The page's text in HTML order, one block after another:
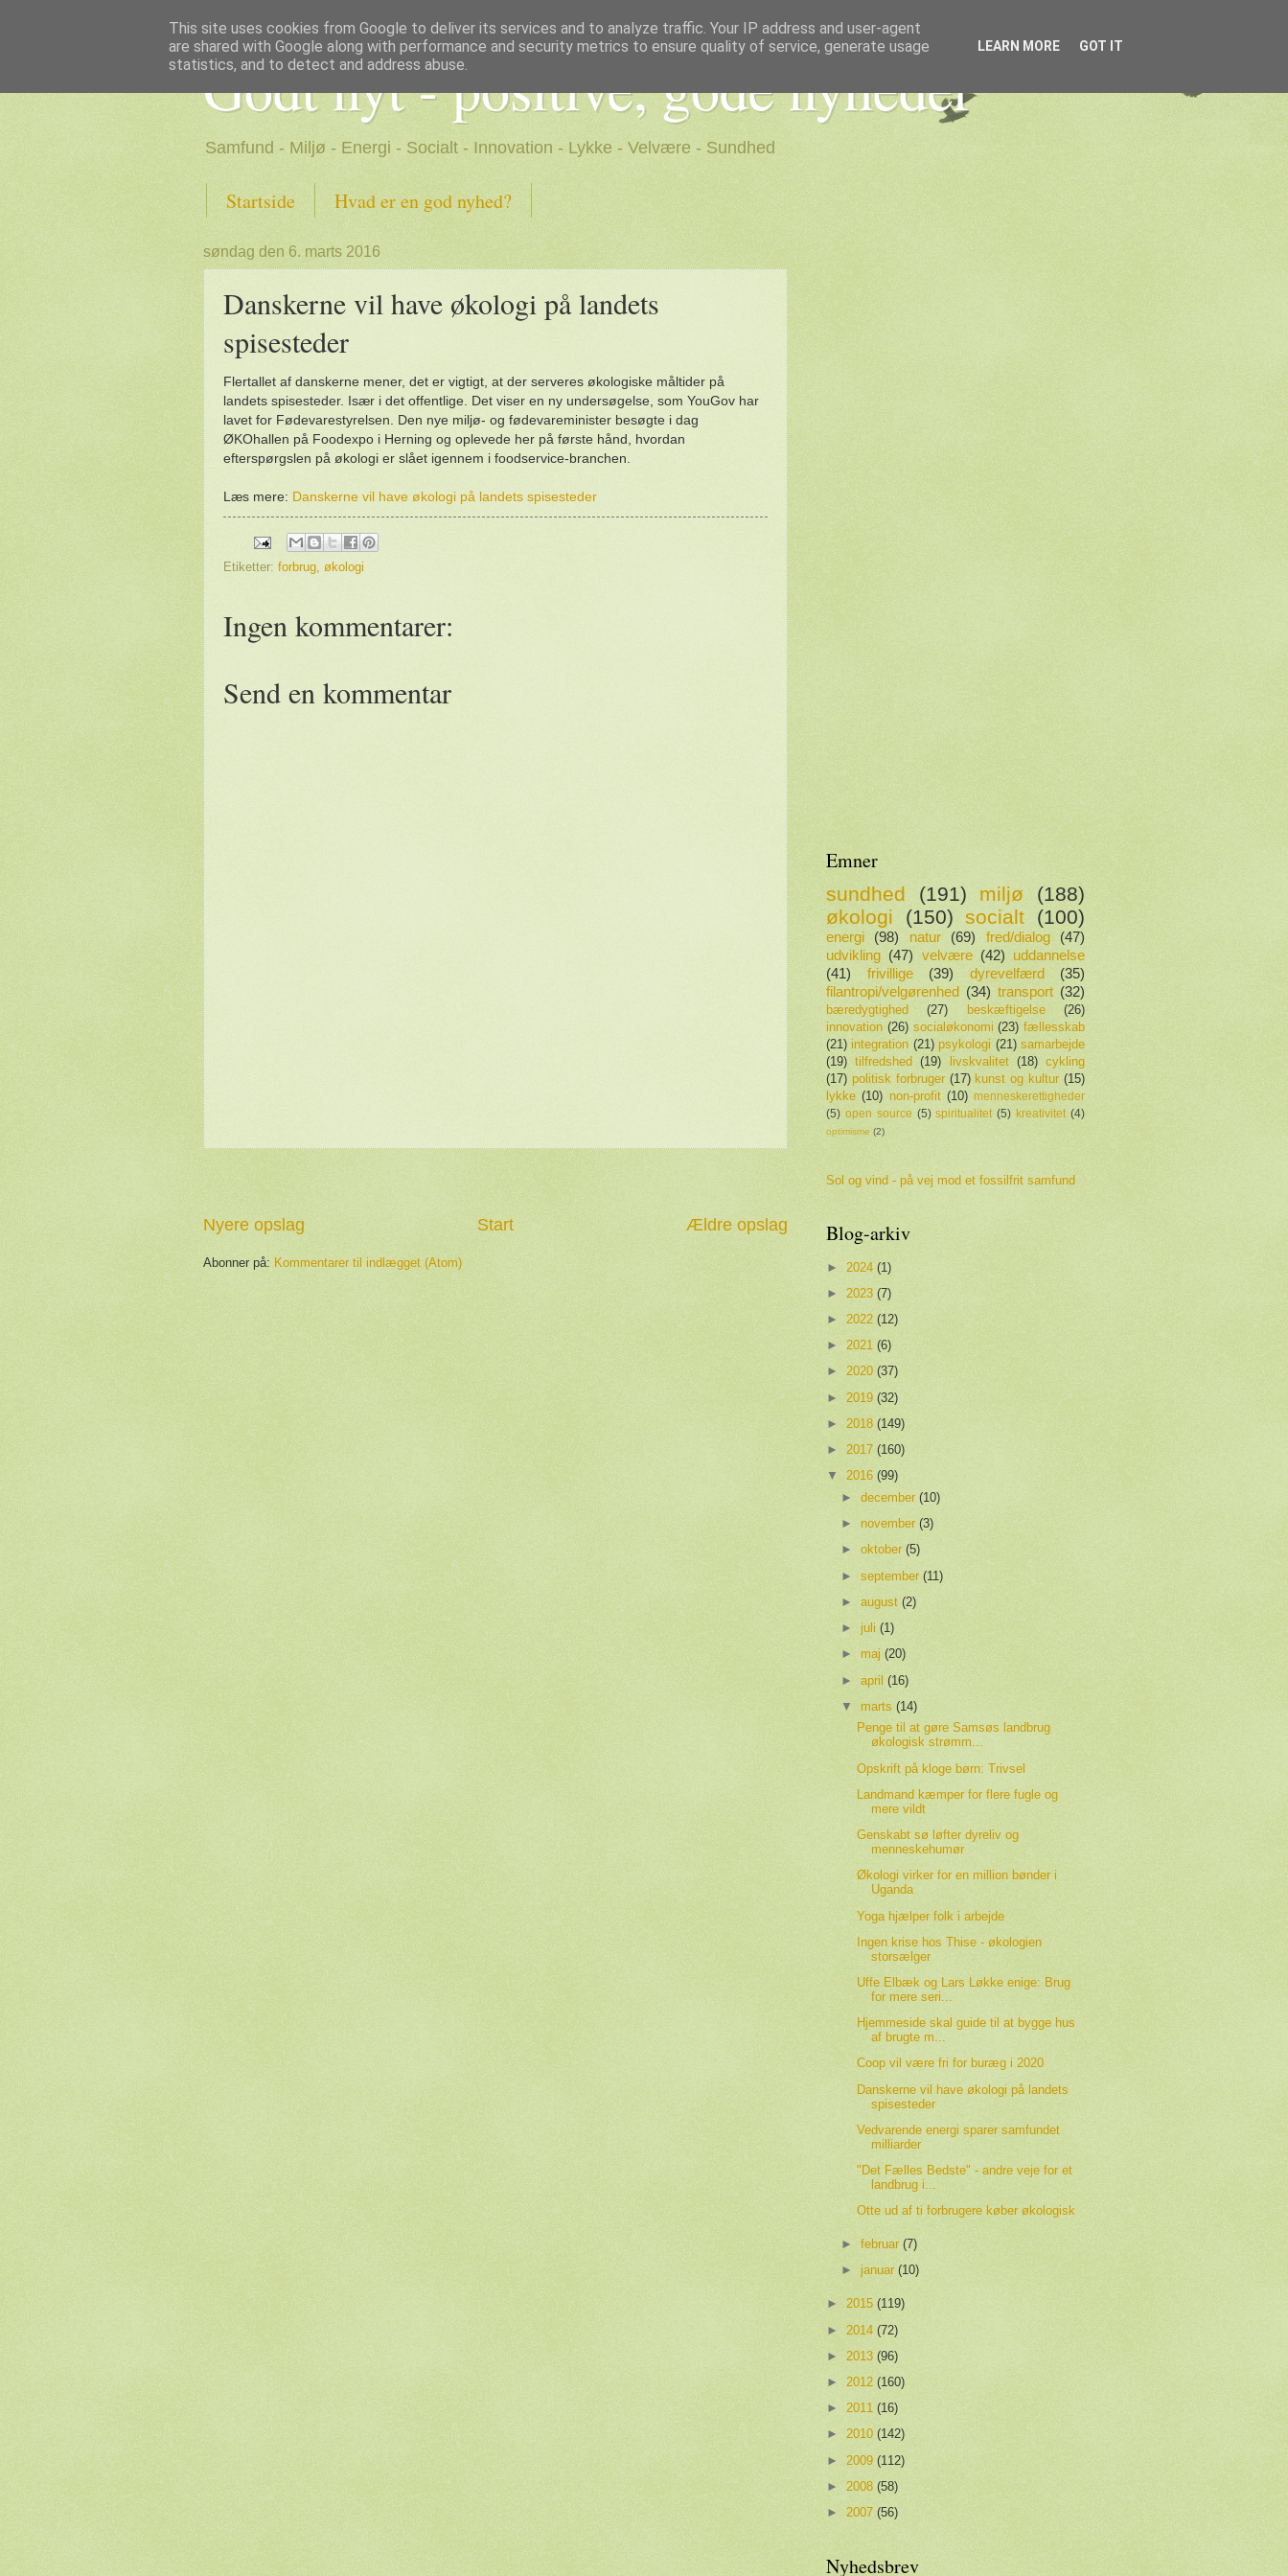
Godt nyt - positive, gode nyheder
Samfund - Miljø - Energi - Socialt - Innovation - Lykke - Velvære - Sundhed
Startside Hvad er en god nyhed?
søndag den 6. marts 2016
Danskerne vil have økologi på landets
spisesteder
Flertallet af danskerne mener, det er vigtigt, at der serveres økologiske måltider på
landets spisesteder. Især i det offentlige. Det viser en ny undersøgelse, som YouGov har
lavet for Fødevarestyrelsen. Den nye miljø- og fødevareminister besøgte i dag
ØKOhallen på Foodexpo i Herning og oplevede her på første hånd, hvordan
efterspørgslen på økologi er slået igennem i foodservice-branchen.
Læs mere: Danskerne vil have økologi på landets spisesteder
Etiketter: forbrug, økologi
Ingen kommentarer:
Send en kommentar
Nyere opslag Ældre opslag
Start
Abonner på: Kommentarer til indlægget (Atom)
Emner
sundhed (191) miljø
(188)
økologi
(150) socialt (100)
energi (98) natur (69) fred/dialog
(47)
udvikling (47) velvære (42) uddannelse
(41)
frivillige (39) dyrevelfærd
(35)
filantropi/velgørenhed (34) transport (32)
bæredygtighed (27) beskæftigelse
(26)
innovation (26) socialøkonomi (23) fællesskab
(21) integration (21) psykologi (21) samarbejde
(19) tilfredshed (19) livskvalitet (18) cykling
(17) politisk forbruger (17) kunst og kultur (15)
lykke (10) non-profit (10) menneskerettigheder
(5) open source (5) spiritualitet (5) kreativitet (4)
optimisme (2)
Sol og vind - på vej mod et fossilfrit samfund
Blog-arkiv
► 2024 (1)
► 2023 (7)
► 2022 (12)
► 2021 (6)
► 2020 (37)
► 2019 (32)
► 2018 (149)
► 2017 (160)
▼ 2016 (99)
►december(10)
►november(3)
►oktober(5)
►september(11)
►august(2)
►juli(1)
►maj(20)
►april(16)
▼marts(14)
Penge til at gøre Samsøs landbrug
økologisk strømm...
Opskrift på kloge børn: Trivsel
Landmand kæmper for flere fugle og
mere vildt
Genskabt sø løfter dyreliv og
menneskehumør
Økologi virker for en million bønder i
Uganda
Yoga hjælper folk i arbejde
Ingen krise hos Thise - økologien
storsælger
Uffe Elbæk og Lars Løkke enige: Brug
for mere seri...
Hjemmeside skal guide til at bygge hus
af brugte m...
Coop vil være fri for buræg i 2020
Danskerne vil have økologi på landets
spisesteder
Vedvarende energi sparer samfundet
milliarder
"Det Fælles Bedste" - andre veje for et
landbrug i...
Otte ud af ti forbrugere køber økologisk
►februar(7)
►januar(10)
► 2015 (119)
► 2014 (72)
► 2013 (96)
► 2012 (160)
► 2011 (16)
► 2010 (142)
► 2009 (112)
► 2008 (58)
► 2007 (56)
Nyhedsbrev
This site uses cookies from Google to deliver its services and to analyze traffic. Your IP address and user-agent
are shared with Google along with performance and security metrics to ensure quality of service, generate usage
statistics, and to detect and address abuse.
LEARN MORE GOT IT